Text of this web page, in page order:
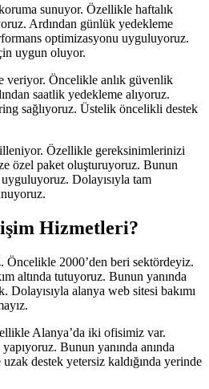
sunuyor. Özellikle haftalık
Ardından günlük yedekleme
optimizasyonu uyguluyoruz.
uygun oluyor.
veriyor. Öncelikle anlık güvenlik
saatlik yedekleme alıyoruz.
sağlıyoruz. Üstelik öncelikli destek
Özellikle gereksinimlerinizi
özel paket oluşturuyoruz. Bunun
Dolayısıyla tam
Hizmetleri?
Öncelikle 2000’den beri sektördeyiz.
altında tutuyoruz. Bunun yanında
Dolayısıyla alanya web sitesi bakımı
Alanya’da iki ofisimiz var.
Bunun yanında anında
destek yetersiz kaldığında yerinde